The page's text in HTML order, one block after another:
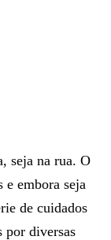
seja na rua. O
e embora seja
de cuidados
por diversas